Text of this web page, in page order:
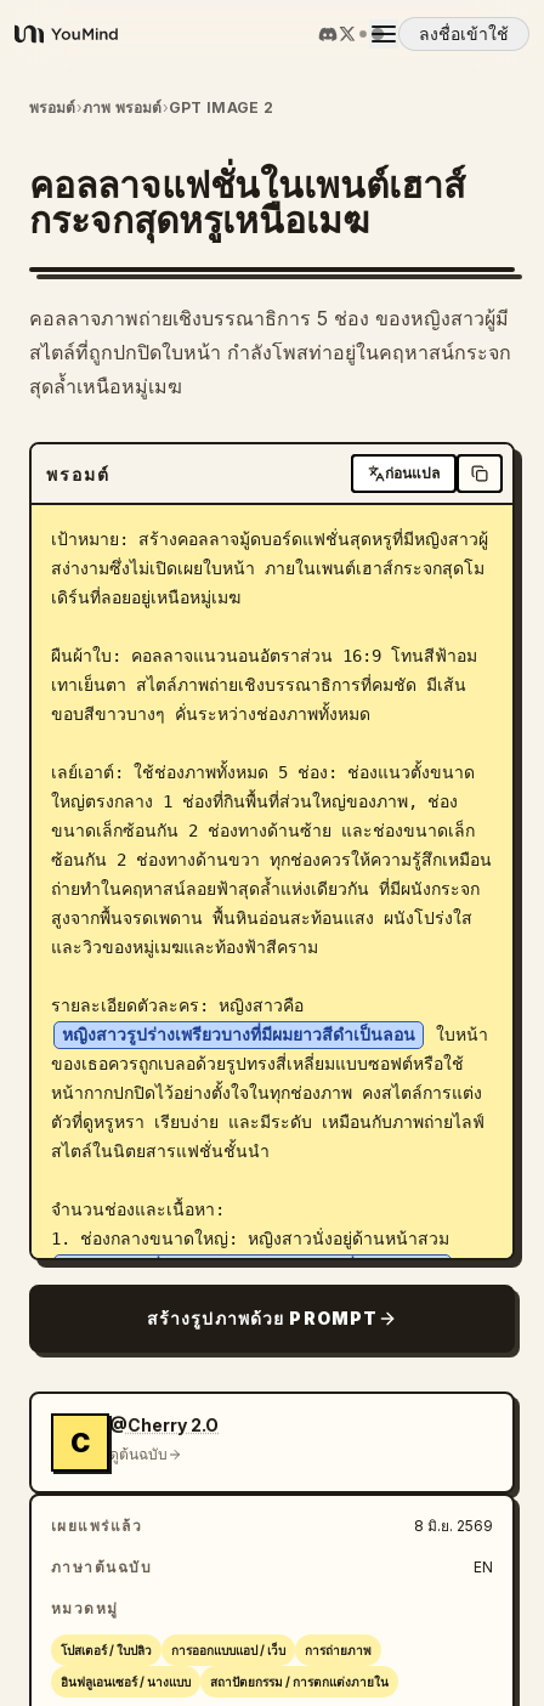
YouMind
ลงชื่อเข้าใช้
ภาพรวม
กรณีการใช้งาน
ทักษะ
พรอมต์
ดาวน์โหลด
บล็อก
อัปเดต
พรอมต์›ภาพ พรอมต์›GPT IMAGE 2
คอลลาจแฟชั่นในเพนต์เฮาส์
กระจกสุดหรูเหนือเมฆ
คอลลาจภาพถ่ายเชิงบรรณาธิการ 5 ช่อง ของหญิงสาวผู้มี
สไตล์ที่ถูกปกปิดใบหน้า กำลังโพสท่าอยู่ในคฤหาสน์กระจก
สุดล้ำเหนือหมู่เมฆ
พรอมต์ ก่อนแปล
เป้าหมาย: สร้างคอลลาจมู้ดบอร์ดแฟชั่นสุดหรูที่มีหญิงสาวผู้
สง่างามซึ่งไม่เปิดเผยใบหน้า ภายในเพนต์เฮาส์กระจกสุดโม
เดิร์นที่ลอยอยู่เหนือหมู่เมฆ
ผืนผ้าใบ: คอลลาจแนวนอนอัตราส่วน 16:9 โทนสีฟ้าอม
เทาเย็นตา สไตล์ภาพถ่ายเชิงบรรณาธิการที่คมชัด มีเส้น
ขอบสีขาวบางๆ คั่นระหว่างช่องภาพทั้งหมด
เลย์เอาต์: ใช้ช่องภาพทั้งหมด 5 ช่อง: ช่องแนวตั้งขนาด
ใหญ่ตรงกลาง 1 ช่องที่กินพื้นที่ส่วนใหญ่ของภาพ, ช่อง
ขนาดเล็กซ้อนกัน 2 ช่องทางด้านซ้าย และช่องขนาดเล็ก
ซ้อนกัน 2 ช่องทางด้านขวา ทุกช่องควรให้ความรู้สึกเหมือน
ถ่ายทำในคฤหาสน์ลอยฟ้าสุดล้ำแห่งเดียวกัน ที่มีผนังกระจก
สูงจากพื้นจรดเพดาน พื้นหินอ่อนสะท้อนแสง ผนังโปร่งใส
และวิวของหมู่เมฆและท้องฟ้าสีคราม
รายละเอียดตัวละคร: หญิงสาวคือ
หญิงสาวรูปร่างเพรียวบางที่มีผมยาวสีดำเป็นลอน
ใบหน้า
ของเธอควรถูกเบลอด้วยรูปทรงสี่เหลี่ยมแบบซอฟต์หรือใช้
หน้ากากปกปิดไว้อย่างตั้งใจในทุกช่องภาพ คงสไตล์การแต่ง
ตัวที่ดูหรูหรา เรียบง่าย และมีระดับ เหมือนกับภาพถ่ายไลฟ์
สไตล์ในนิตยสารแฟชั่นชั้นนำ
จำนวนช่องและเนื้อหา:
1. ช่องกลางขนาดใหญ่: หญิงสาวนั่งอยู่ด้านหน้าสวม
ชุดสูทสีขาวสั่งตัดคอวีลึกพร้อมสร้อยคอที่ละเอียดอ่อน มี
กระจกหลายชั้นที่โปร่งใสลอยอยู่เหนือหมู่เมฆ เผยให้เห็นการ
ตกแต่งภายในที่หรูหรา บันได โซฟา และร่างคนตัวเล็กๆ ที่
2. ช่องซ้ายบน: หญิงสาวกำลังยืนอยู่ในอาคารข้าง
ประติมากรรมคริสตัลบิดเกลียวทรงสูง สวม
เสื้อแจ็คเก็ตผ้าทวีดสีขาวดำทรงครอปและกางเกงขายาว
เอวสูงสีขาวพร้อมเข็มขัดเส้นเล็ก
โดยมีผนังกระจกและวิวเมฆอยู่ด้านหลัง
แขนยาวสีดำ ถือหรือวางกระเป๋าถือดีไซเนอร์สีดำทรงโครง
ไว้ข้างกาย โดยมีพื้นที่รับประทานอาหารและวิวพาโนรามา
ของหมู่เมฆเป็นฉากหลัง
4. ช่องขวาบน: หญิงสาวกำลังยืนอยู่บนระเบียงกระจก
เหนือหมู่เมฆ สวม
สร้างรูปภาพด้วย PROMPT
C
@Cherry 2.O
ดูต้นฉบับ
เผยแพร่แล้ว 8 มิ.ย. 2569
ภาษาต้นฉบับ EN
หมวดหมู่
โปสเตอร์ / ใบปลิว การออกแบบแอป / เว็บ การถ่ายภาพ
อินฟลูเอนเซอร์ / นางแบบ สถาปัตยกรรม / การตกแต่งภายใน